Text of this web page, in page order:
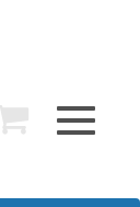
Toggle